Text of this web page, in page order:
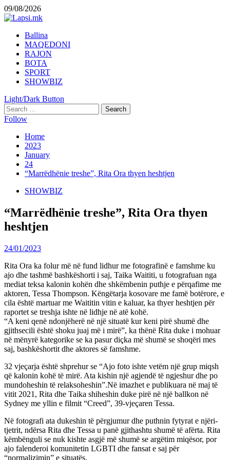
Skip
to
09/08/2026
Primary
Menu
Ballina
MAQEDONI
RAJON
BOTA
SPORT
SHOWBIZ
Light/Dark Button
Search
for:
Follow
Home
2023
January
24
“Marrëdhënie treshe”, Rita Ora thyen heshtjen
SHOWBIZ
“Marrëdhënie treshe”, Rita Ora thyen
heshtjen
24/01/2023
Rita Ora ka folur më në fund lidhur me fotografinë e famshme ku
ajo dhe tashmë bashkëshorti i saj, Taika Waititi, u fotografuan nga
mediat teksa kalonin kohën dhe shkëmbenin puthje e përqafime me
aktoren, Tessa Thompson. Këngëtarja kosovare me famë botërore, e
cila është martuar me Waititin vitin e kaluar, ka thyer heshtjen për
raportet se treshja ishte në lidhje në atë kohë.
“A keni qenë ndonjëherë në një situatë kur keni pirë shumë dhe
gjithsecili është shoku juaj më i mirë”, ka thënë Rita duke i mohuar
në mënyrë kategorike se ka pasur diçka më shumë se shoqëri mes
saj, bashkëshortit dhe aktores së famshme.
32 vjeçarja është shprehur se “Ajo foto ishte vetëm një grup miqsh
që kalonin kohë të mirë. Ata kishin një agjendë të ngjeshur dhe po
mundoheshin të relaksoheshin”.Në imazhet e publikuara në maj të
vitit 2021, Rita dhe Taika shiheshin duke pirë në një ballkon në
Sydney me yllin e filmit “Creed”, 39-vjeçaren Tessa.
Në fotografi ata dukeshin të përgjumur dhe puthnin fytyrat e njëri-
tjetrit, ndërsa Rita dhe Tessa u panë gjithashtu shumë të afërta. Rita
këmbënguli se nuk kishte asgjë më shumë se argëtim miqësor, por
ajo falenderoi komunitetin LGBTI dhe fansat e saj për
“normalizimin” e situatës.